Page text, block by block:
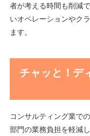
者が考える時間も削減
いオペレーションやク
ます。
チャッと！デ
コンサルティング業で
部門の業務負担を軽減